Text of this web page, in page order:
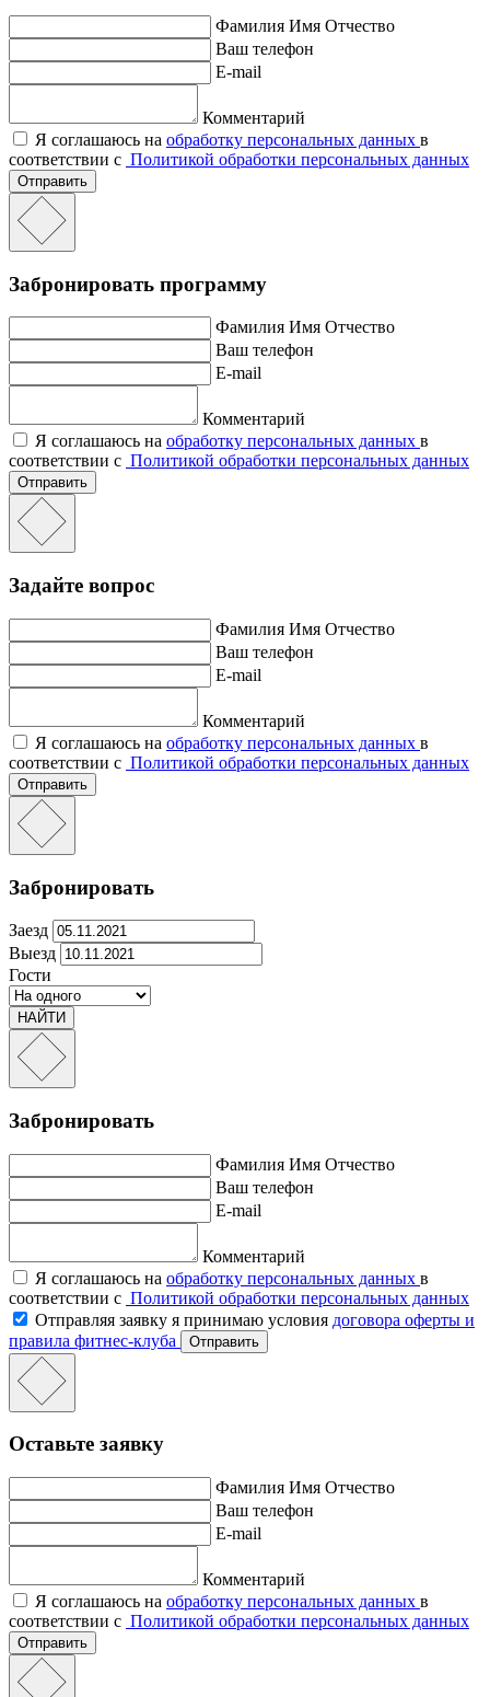
Фамилия Имя Отчество
Ваш телефон
E-mail
Комментарий
Я соглашаюсь на обработку персональных данных в
соответствии с Политикой обработки персональных данных
Отправить
Забронировать программу
Фамилия Имя Отчество
Ваш телефон
E-mail
Комментарий
Я соглашаюсь на обработку персональных данных в
соответствии с Политикой обработки персональных данных
Отправить
Задайте вопрос
Фамилия Имя Отчество
Ваш телефон
E-mail
Комментарий
Я соглашаюсь на обработку персональных данных в
соответствии с Политикой обработки персональных данных
Отправить
Забронировать
Заезд
Выезд
Гости
НАЙТИ
Забронировать
Фамилия Имя Отчество
Ваш телефон
E-mail
Комментарий
Я соглашаюсь на обработку персональных данных в
соответствии с Политикой обработки персональных данных
Отправляя заявку я принимаю условия договора оферты и
правила фитнес-клуба
Отправить
Оставьте заявку
Фамилия Имя Отчество
Ваш телефон
E-mail
Комментарий
Я соглашаюсь на обработку персональных данных в
соответствии с Политикой обработки персональных данных
Отправить